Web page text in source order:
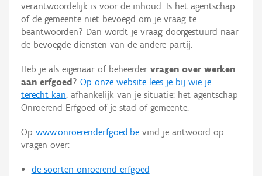
Gebeurtenis
Persoon of collectief
Hergebruik
Aanmelden
verantwoordelijk is voor de inhoud. Is het agentschap
of de gemeente niet bevoegd om je vraag te
beantwoorden? Dan wordt je vraag doorgestuurd naar
de bevoegde diensten van de andere partij.
Heb je als eigenaar of beheerder vragen over werken
aan erfgoed ? Op onze website lees je bij wie je
terecht kan, afhankelijk van je situatie: het agentschap
Onroerend Erfgoed of je stad of gemeente.
Op www.onroerenderfgoed.be vind je antwoord op
vragen over:
de soorten onroerend erfgoed